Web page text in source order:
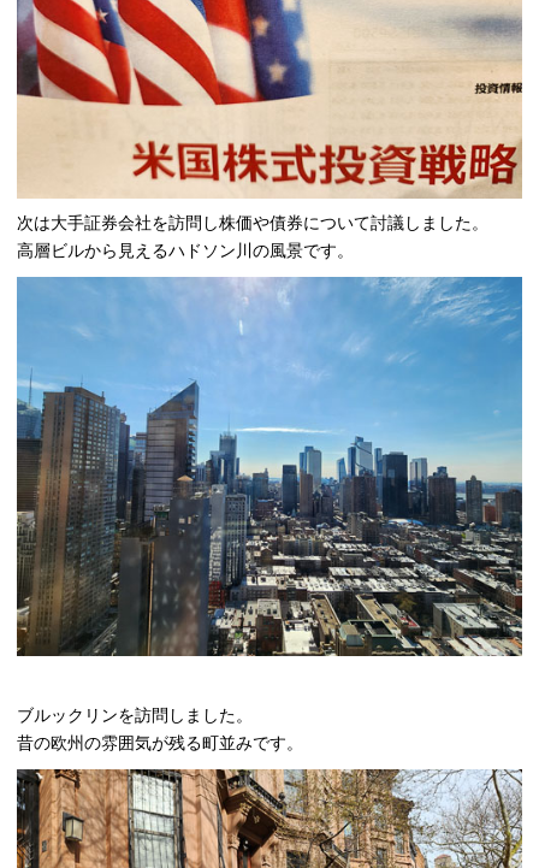
次は大手証券会社を訪問し株価や債券について討議しました。
高層ビルから見えるハドソン川の風景です。
ブルックリンを訪問しました。
昔の欧州の雰囲気が残る町並みです。